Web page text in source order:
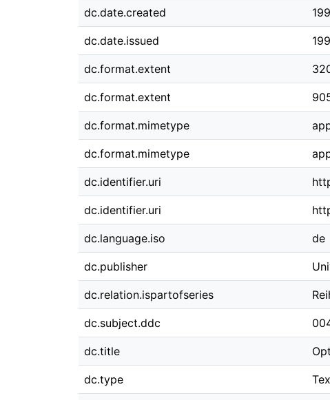
dc.date.created
dc.date.issued
dc.format.extent
dc.format.extent
dc.format.mimetype
dc.format.mimetype
dc.identifier.uri
dc.identifier.uri
dc.language.iso de
dc.publisher
dc.relation.ispartofseries
dc.subject.ddc
dc.title
dc.type